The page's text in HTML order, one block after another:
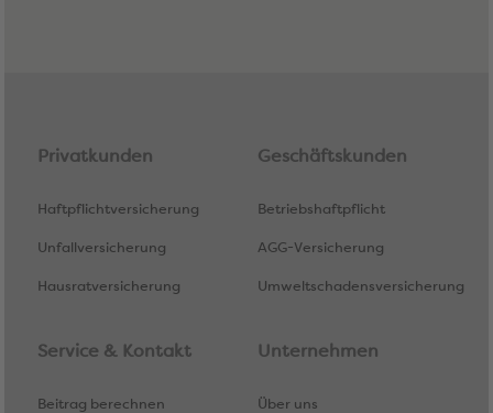
Privatkunden
Haftpflichtversicherung
Unfallversicherung
Hausratversicherung
Geschäftskunden
Betriebshaftpflicht
AGG-Versicherung
Umweltschadensversicherung
Service & Kontakt
Beitrag berechnen
Unternehmen
Über uns